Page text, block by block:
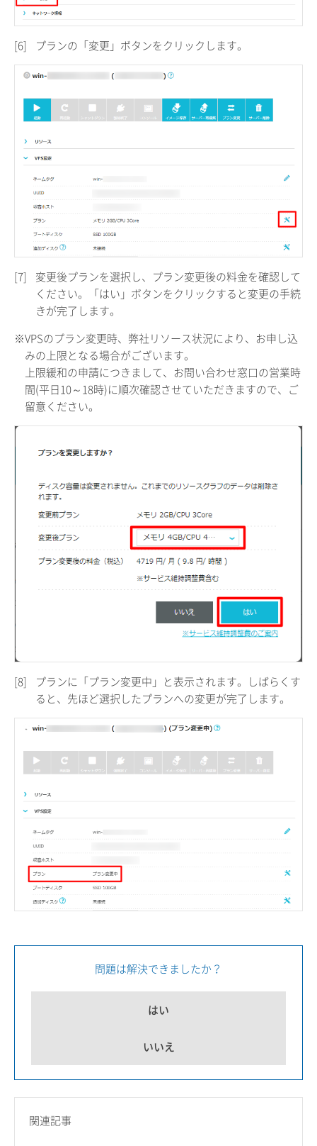
[6] プランの「変更」ボタンをクリックします。
[7]
変更後プランを選択し、プラン変更後の料金を確認して
ください。「はい」ボタンをクリックすると変更の手続
きが完了します。
※VPSのプラン変更時、弊社リソース状況により、お申し込
みの上限となる場合がございます。
上限緩和の申請につきまして、お問い合わせ窓口の営業時
間(平日10～18時)に順次確認させていただきますので、ご
留意ください。
[8]
プランに「プラン変更中」と表示されます。しばらくす
ると、先ほど選択したプランへの変更が完了します。
問題は解決できましたか？
はい
いいえ
関連記事